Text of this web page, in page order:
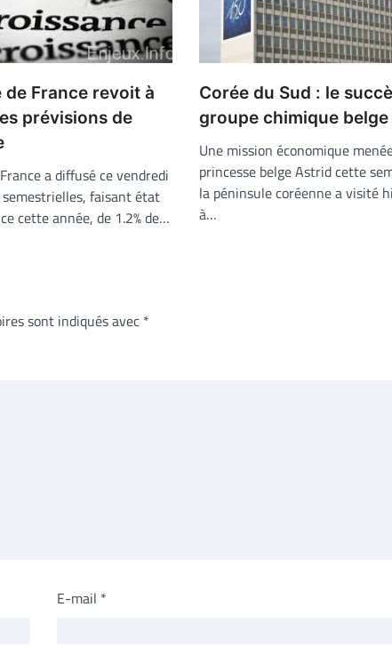
de France revoit à
prévisions de
a diffusé ce vendredi
faisant état
cette année, de 1.2% de…
Corée du Sud : le
groupe chimique belge
Une mission économique
princesse belge Astrid cette
la péninsule coréenne a visité
à…
sont indiqués avec *
E-mail *